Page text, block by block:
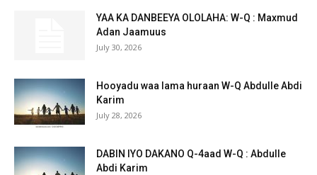
YAA KA DANBEEYA OLOLAHA: W-Q : Maxmud
Adan Jaamuus
July 30, 2026
Hooyadu waa lama huraan W-Q Abdulle Abdi
Karim
July 28, 2026
DABIN IYO DAKANO Q-4aad W-Q : Abdulle
Abdi Karim